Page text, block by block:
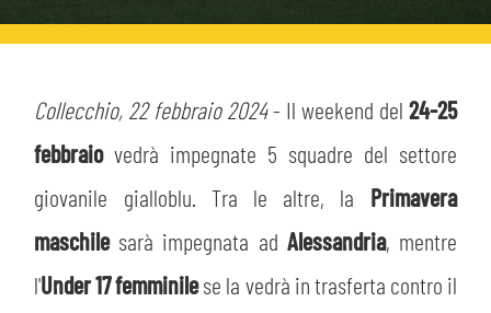
BIGLIETTI
INFO BIGLIETTI
TARDINI CARD
INFORMAZIONI ACCREDITI
SHOP
ESPORTS
Collecchio, 22 febbraio 2024- Il weekend del 24-25
febbraiovedrà impegnate 5 squadre del settore
giovanile gialloblu. Tra le altre, la Primavera
maschile sarà impegnata ad Alessandria, mentre
l'Under 17 femminilese la vedrà in trasferta contro il